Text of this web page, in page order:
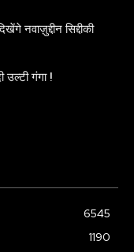
नवाज़ुद्दीन सिद्दीकी
उल्टी गंगा !
6545
1190